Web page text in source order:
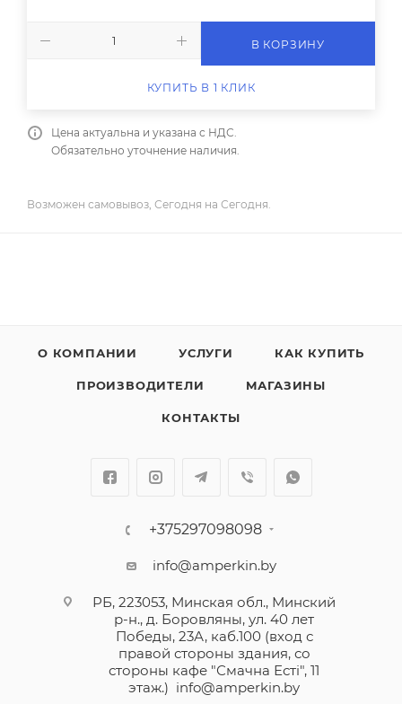
В КОРЗИНУ
КУПИТЬ В 1 КЛИК
Цена актуальна и указана с НДС.
Обязательно уточнение наличия.
Возможен самовывоз, Сегодня на Сегодня.
О КОМПАНИИ УСЛУГИ КАК КУПИТЬ
ПРОИЗВОДИТЕЛИ МАГАЗИНЫ
КОНТАКТЫ
+375297098098
info@amperkin.by
РБ, 223053, Минская обл., Минский
р-н., д. Боровляны, ул. 40 лет
Победы, 23А, каб.100 (вход с
правой стороны здания, со
стороны кафе "Смачна Естi", 11
этаж.) info@amperkin.by